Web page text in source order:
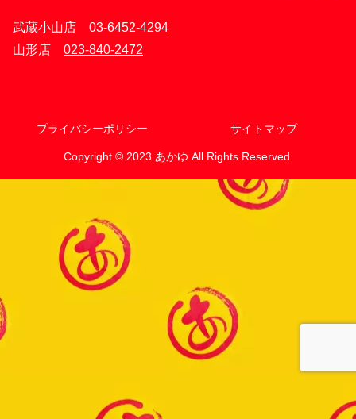
武蔵小山店 03-6452-4294
山形店 023-840-2472
プライバシーポリシー サイトマップ
Copyright © 2023 あかゆ All Rights Reserved.